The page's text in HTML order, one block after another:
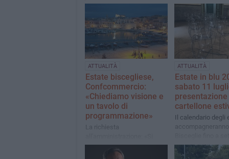
ATTUALITÀ
Estate biscegliese,
Confcommercio:
«Chiediamo visione e
un tavolo di
programmazione»
La richiesta
pianifichino gli eventi
durante tutto l'anno insieme
ATTUALITÀ
Estate in blu
sabato 11
presentazione
cartellone
Il calendario degli
accompagneranno
sarà svelato a
Tupputi